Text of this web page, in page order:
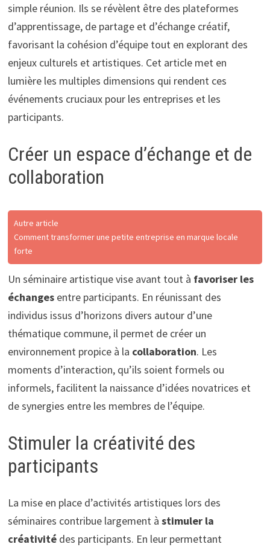
simple réunion. Ils se révèlent être des plateformes
d’apprentissage, de partage et d’échange créatif,
favorisant la cohésion d’équipe tout en explorant des
enjeux culturels et artistiques. Cet article met en
lumière les multiples dimensions qui rendent ces
événements cruciaux pour les entreprises et les
participants.
Créer un espace d’échange et de
collaboration
Autre article
Comment transformer une petite entreprise en marque locale
forte
Un séminaire artistique vise avant tout à favoriser les
échangesentre participants. En réunissant des
individus issus d’horizons divers autour d’une
thématique commune, il permet de créer un
environnement propice à la collaboration. Les
moments d’interaction, qu’ils soient formels ou
informels, facilitent la naissance d’idées novatrices et
de synergies entre les membres de l’équipe.
Stimuler la créativité des
participants
La mise en place d’activités artistiques lors des
séminaires contribue largement à stimuler la
créativitédes participants. En leur permettant